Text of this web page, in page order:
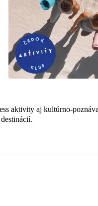
aktivity aj kultúrno-